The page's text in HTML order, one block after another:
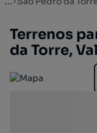
Terrenos
da Torre,